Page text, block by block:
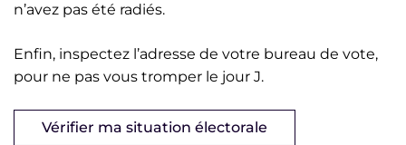
n’avez pas été radiés.
Enfin, inspectez l’adresse de votre bureau de vote,
pour ne pas vous tromper le jour J.
Vérifier ma situation électorale